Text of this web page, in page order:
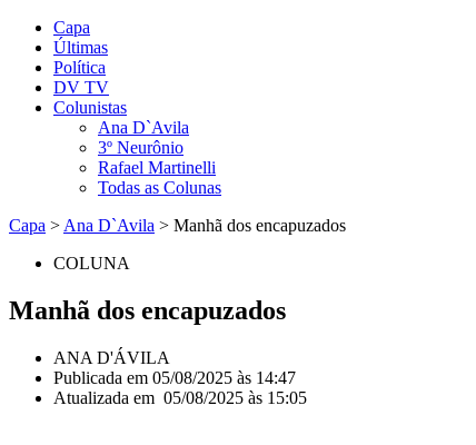
Capa
Últimas
Política
DV TV
Colunistas
Ana D`Avila
3º Neurônio
Rafael Martinelli
Todas as Colunas
Capa > Ana D`Avila > Manhã dos encapuzados
COLUNA
Manhã dos encapuzados
ANA D'ÁVILA
Publicada em 05/08/2025 às 14:47
Atualizada em 05/08/2025 às 15:05